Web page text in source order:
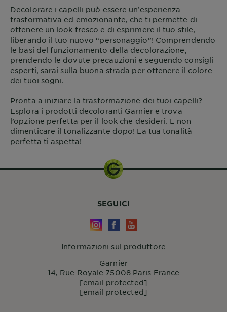
Decolorare i capelli può essere un’esperienza
trasformativa ed emozionante, che ti permette di
ottenere un look fresco e di esprimere il tuo stile,
liberando il tuo nuovo “personaggio”! Comprendendo
le basi del funzionamento della decolorazione,
prendendo le dovute precauzioni e seguendo consigli
esperti, sarai sulla buona strada per ottenere il colore
dei tuoi sogni.
Pronta a iniziare la trasformazione dei tuoi capelli?
Esplora i prodotti decoloranti Garnier e trova
l’opzione perfetta per il look che desideri. E non
dimenticare il tonalizzante dopo! La tua tonalità
perfetta ti aspetta!
SEGUICI
Informazioni sul produttore
Garnier
14, Rue Royale 75008 Paris France
[email protected]
[email protected]